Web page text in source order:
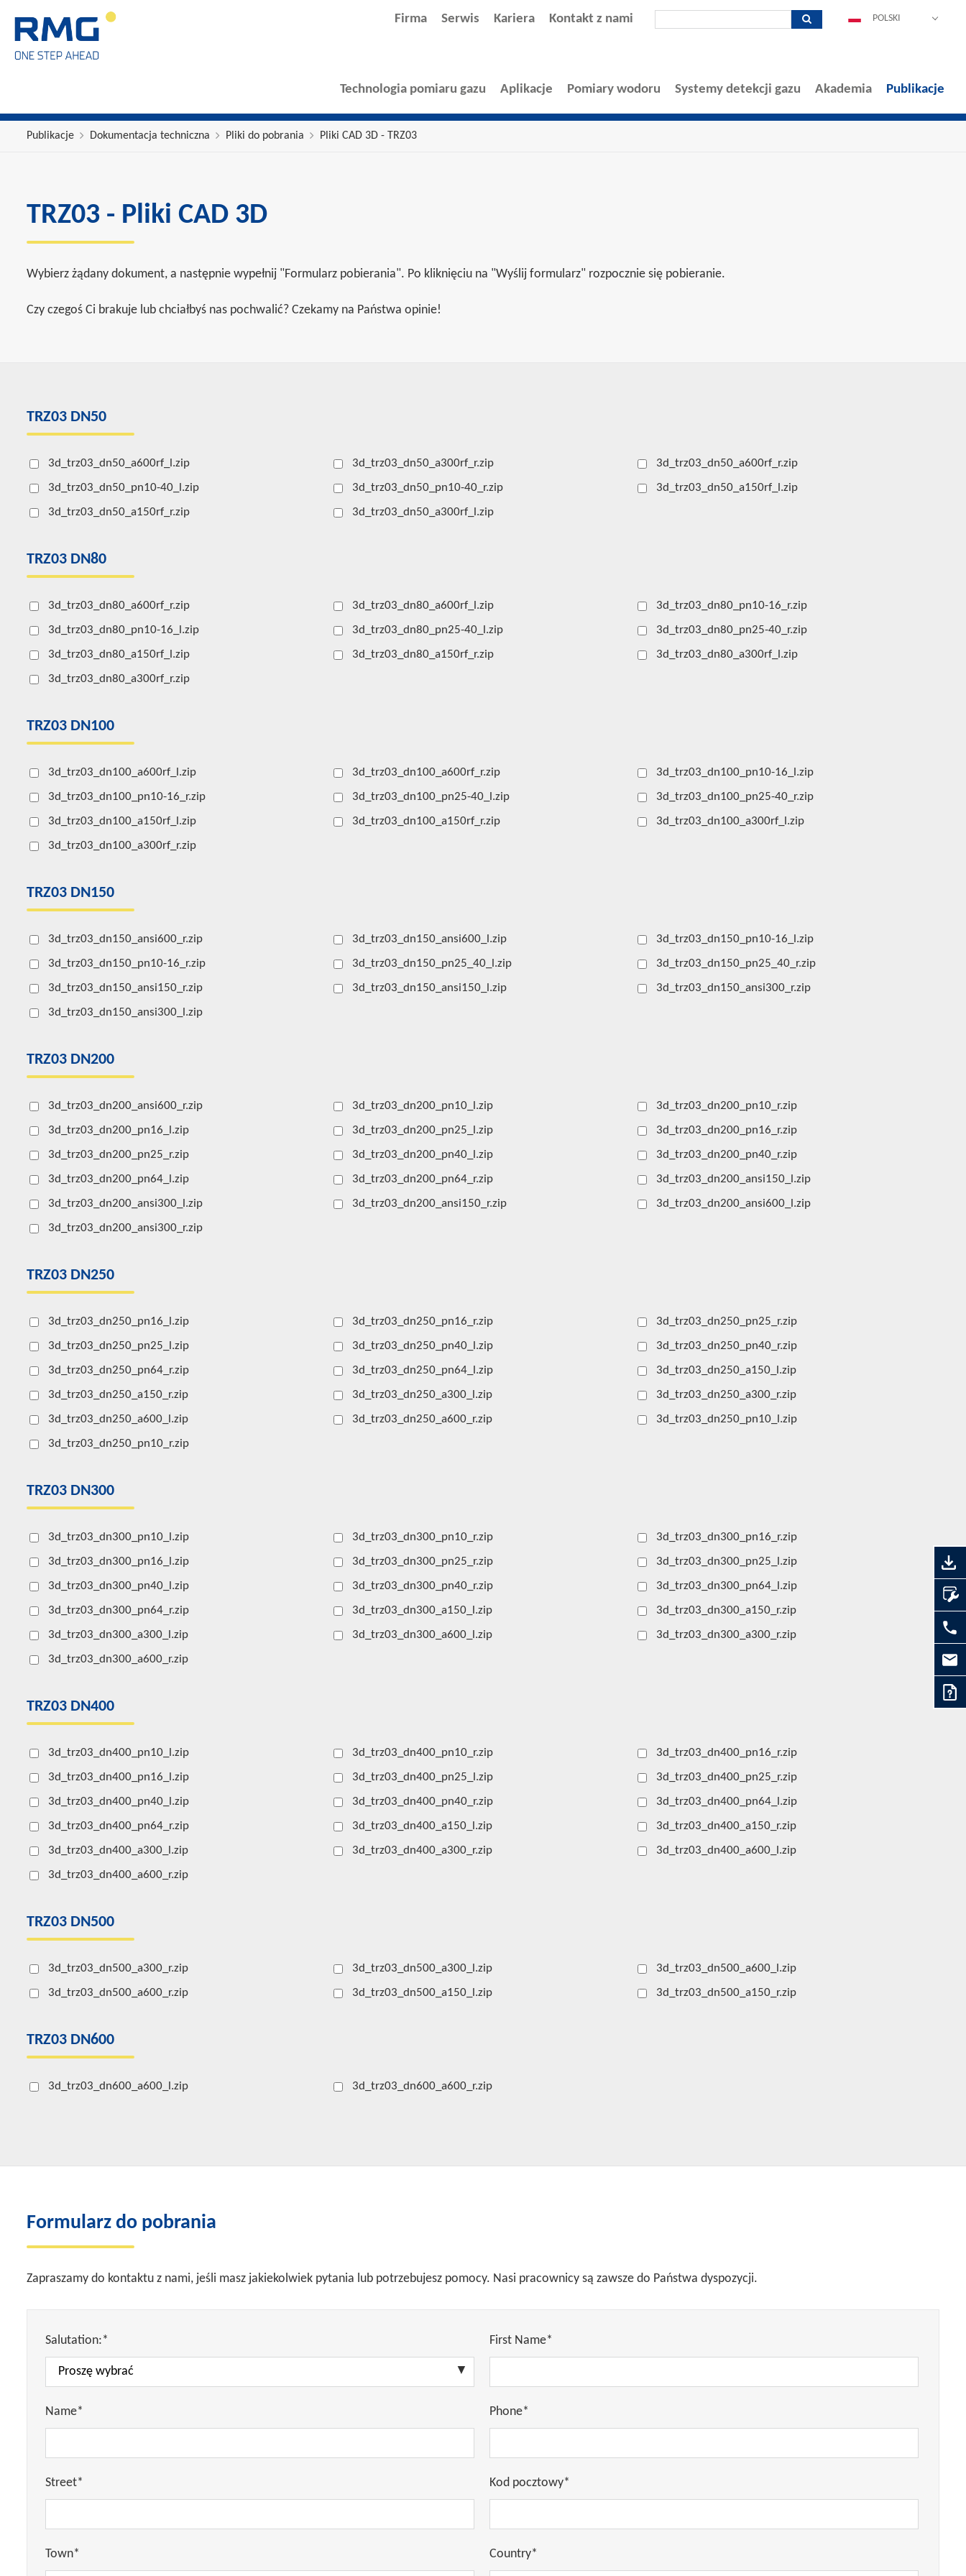
ESPAÑOL
POLSKI
Firma Serwis Kariera Kontakt z nami
Technologia pomiaru gazu Aplikacje Pomiary wodoru Systemy detekcji gazu Akademia Publikacje
Publikacje Dokumentacja techniczna Pliki do pobrania Pliki CAD 3D - TRZ03
TRZ03 - Pliki CAD 3D
Wybierz żądany dokument, a następnie wypełnij "Formularz pobierania". Po kliknięciu na "Wyślij formularz" rozpocznie się pobieranie.
Czy czegoś Ci brakuje lub chciałbyś nas pochwalić? Czekamy na Państwa opinie!
TRZ03 DN50
3d_trz03_dn50_a600rf_l.zip 3d_trz03_dn50_a300rf_r.zip
3d_trz03_dn50_a600rf_r.zip
3d_trz03_dn50_pn10-40_l.zip
3d_trz03_dn50_pn10-40_r.zip
3d_trz03_dn50_a150rf_l.zip
3d_trz03_dn50_a150rf_r.zip
3d_trz03_dn50_a300rf_l.zip
TRZ03 DN80
3d_trz03_dn80_a600rf_r.zip 3d_trz03_dn80_a600rf_l.zip
3d_trz03_dn80_pn10-16_r.zip
3d_trz03_dn80_pn10-16_l.zip
3d_trz03_dn80_pn25-40_l.zip
3d_trz03_dn80_pn25-40_r.zip
3d_trz03_dn80_a150rf_l.zip
3d_trz03_dn80_a150rf_r.zip
3d_trz03_dn80_a300rf_l.zip
3d_trz03_dn80_a300rf_r.zip
TRZ03 DN100
3d_trz03_dn100_a600rf_l.zip 3d_trz03_dn100_a600rf_r.zip
3d_trz03_dn100_pn10-16_l.zip
3d_trz03_dn100_pn10-16_r.zip
3d_trz03_dn100_pn25-40_l.zip
3d_trz03_dn100_pn25-40_r.zip
3d_trz03_dn100_a150rf_l.zip
3d_trz03_dn100_a150rf_r.zip
3d_trz03_dn100_a300rf_l.zip
3d_trz03_dn100_a300rf_r.zip
TRZ03 DN150
3d_trz03_dn150_ansi600_r.zip 3d_trz03_dn150_ansi600_l.zip
3d_trz03_dn150_pn10-16_l.zip
3d_trz03_dn150_pn10-16_r.zip
3d_trz03_dn150_pn25_40_l.zip
3d_trz03_dn150_pn25_40_r.zip
3d_trz03_dn150_ansi150_r.zip
3d_trz03_dn150_ansi150_l.zip
3d_trz03_dn150_ansi300_r.zip
3d_trz03_dn150_ansi300_l.zip
TRZ03 DN200
3d_trz03_dn200_ansi600_r.zip 3d_trz03_dn200_pn10_l.zip
3d_trz03_dn200_pn10_r.zip
3d_trz03_dn200_pn16_l.zip
3d_trz03_dn200_pn25_l.zip
3d_trz03_dn200_pn16_r.zip
3d_trz03_dn200_pn25_r.zip
3d_trz03_dn200_pn40_l.zip
3d_trz03_dn200_pn40_r.zip
3d_trz03_dn200_pn64_l.zip
3d_trz03_dn200_pn64_r.zip
3d_trz03_dn200_ansi150_l.zip
3d_trz03_dn200_ansi300_l.zip
3d_trz03_dn200_ansi150_r.zip
3d_trz03_dn200_ansi600_l.zip
3d_trz03_dn200_ansi300_r.zip
TRZ03 DN250
3d_trz03_dn250_pn16_l.zip 3d_trz03_dn250_pn16_r.zip
3d_trz03_dn250_pn25_r.zip
3d_trz03_dn250_pn25_l.zip
3d_trz03_dn250_pn40_l.zip
3d_trz03_dn250_pn40_r.zip
3d_trz03_dn250_pn64_r.zip
3d_trz03_dn250_pn64_l.zip
3d_trz03_dn250_a150_l.zip
3d_trz03_dn250_a150_r.zip
3d_trz03_dn250_a300_l.zip
3d_trz03_dn250_a300_r.zip
3d_trz03_dn250_a600_l.zip
3d_trz03_dn250_a600_r.zip
3d_trz03_dn250_pn10_l.zip
3d_trz03_dn250_pn10_r.zip
TRZ03 DN300
3d_trz03_dn300_pn10_l.zip 3d_trz03_dn300_pn10_r.zip
3d_trz03_dn300_pn16_r.zip
3d_trz03_dn300_pn16_l.zip
3d_trz03_dn300_pn25_r.zip
3d_trz03_dn300_pn25_l.zip
3d_trz03_dn300_pn40_l.zip
3d_trz03_dn300_pn40_r.zip
3d_trz03_dn300_pn64_l.zip
3d_trz03_dn300_pn64_r.zip
3d_trz03_dn300_a150_l.zip
3d_trz03_dn300_a150_r.zip
3d_trz03_dn300_a300_l.zip
3d_trz03_dn300_a600_l.zip
3d_trz03_dn300_a300_r.zip
3d_trz03_dn300_a600_r.zip
TRZ03 DN400
3d_trz03_dn400_pn10_l.zip 3d_trz03_dn400_pn10_r.zip
3d_trz03_dn400_pn16_r.zip
3d_trz03_dn400_pn16_l.zip
3d_trz03_dn400_pn25_l.zip
3d_trz03_dn400_pn25_r.zip
3d_trz03_dn400_pn40_l.zip
3d_trz03_dn400_pn40_r.zip
3d_trz03_dn400_pn64_l.zip
3d_trz03_dn400_pn64_r.zip
3d_trz03_dn400_a150_l.zip
3d_trz03_dn400_a150_r.zip
3d_trz03_dn400_a300_l.zip
3d_trz03_dn400_a300_r.zip
3d_trz03_dn400_a600_l.zip
3d_trz03_dn400_a600_r.zip
TRZ03 DN500
3d_trz03_dn500_a300_r.zip 3d_trz03_dn500_a300_l.zip
3d_trz03_dn500_a600_l.zip
3d_trz03_dn500_a600_r.zip
3d_trz03_dn500_a150_l.zip 3d_trz03_dn500_a150_r.zip
TRZ03 DN600
3d_trz03_dn600_a600_l.zip 3d_trz03_dn600_a600_r.zip
Formularz do pobrania
Zapraszamy do kontaktu z nami, jeśli masz jakiekolwiek pytania lub potrzebujesz pomocy. Nasi pracownicy są zawsze do Państwa dyspozycji.
Salutation:* First Name*
Name* Phone*
Street* Kod pocztowy*
Town* Country*